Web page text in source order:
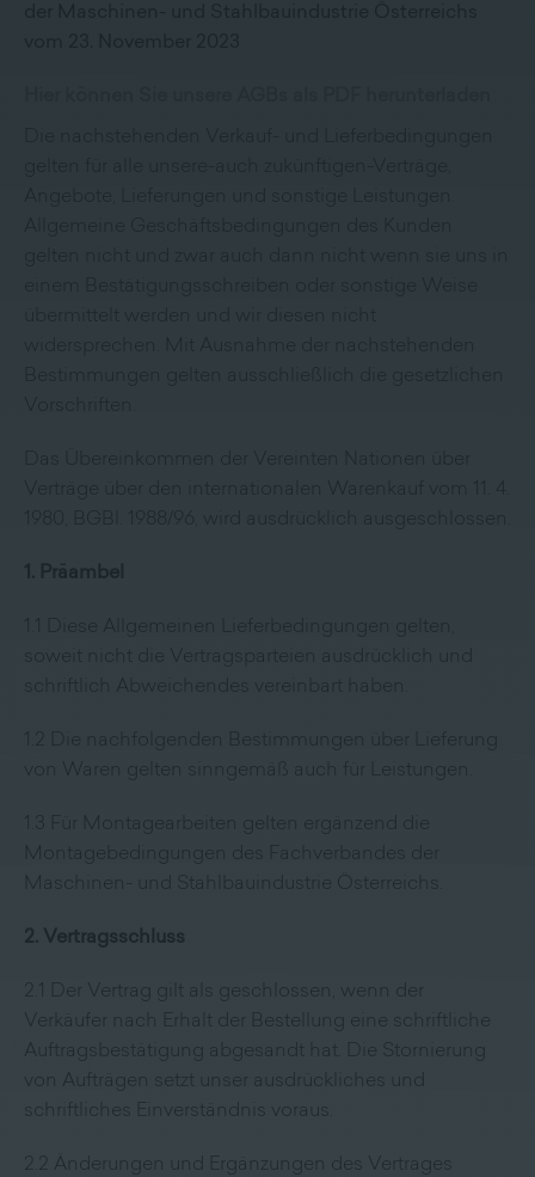
1. Präambel
1.1 Diese Allgemeinen Lieferbedingungen gelten,
soweit nicht die Vertragsparteien ausdrücklich und
schriftlich Abweichendes vereinbart haben.
1.2 Die nachfolgenden Bestimmungen über Lieferung
von Waren gelten sinngemäß auch für Leistungen.
1.3 Für Montagearbeiten gelten ergänzend die
Montagebedingungen des Fachverbandes der
Maschinen- und Stahlbauindustrie Österreichs.
2. Vertragsschluss
2.1 Der Vertrag gilt als geschlossen, wenn der
Verkäufer nach Erhalt der Bestellung eine schriftliche
Auftragsbestätigung abgesandt hat. Die Stornierung
von Aufträgen setzt unser ausdrückliches und
schriftliches Einverständnis voraus.
2.2 Änderungen und Ergänzungen des Vertrages